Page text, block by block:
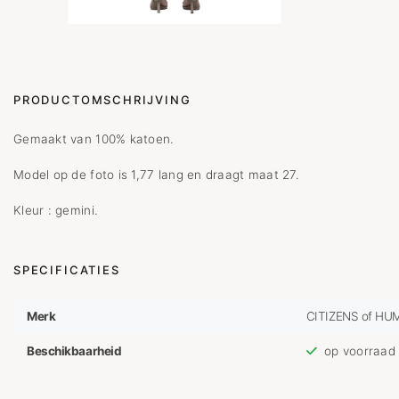
PRODUCTOMSCHRIJVING
Gemaakt van 100% katoen.
Model op de foto is 1,77 lang en draagt maat 27.
Kleur : gemini.
SPECIFICATIES
Merk CITIZENS of
Beschikbaarheid op voorraad